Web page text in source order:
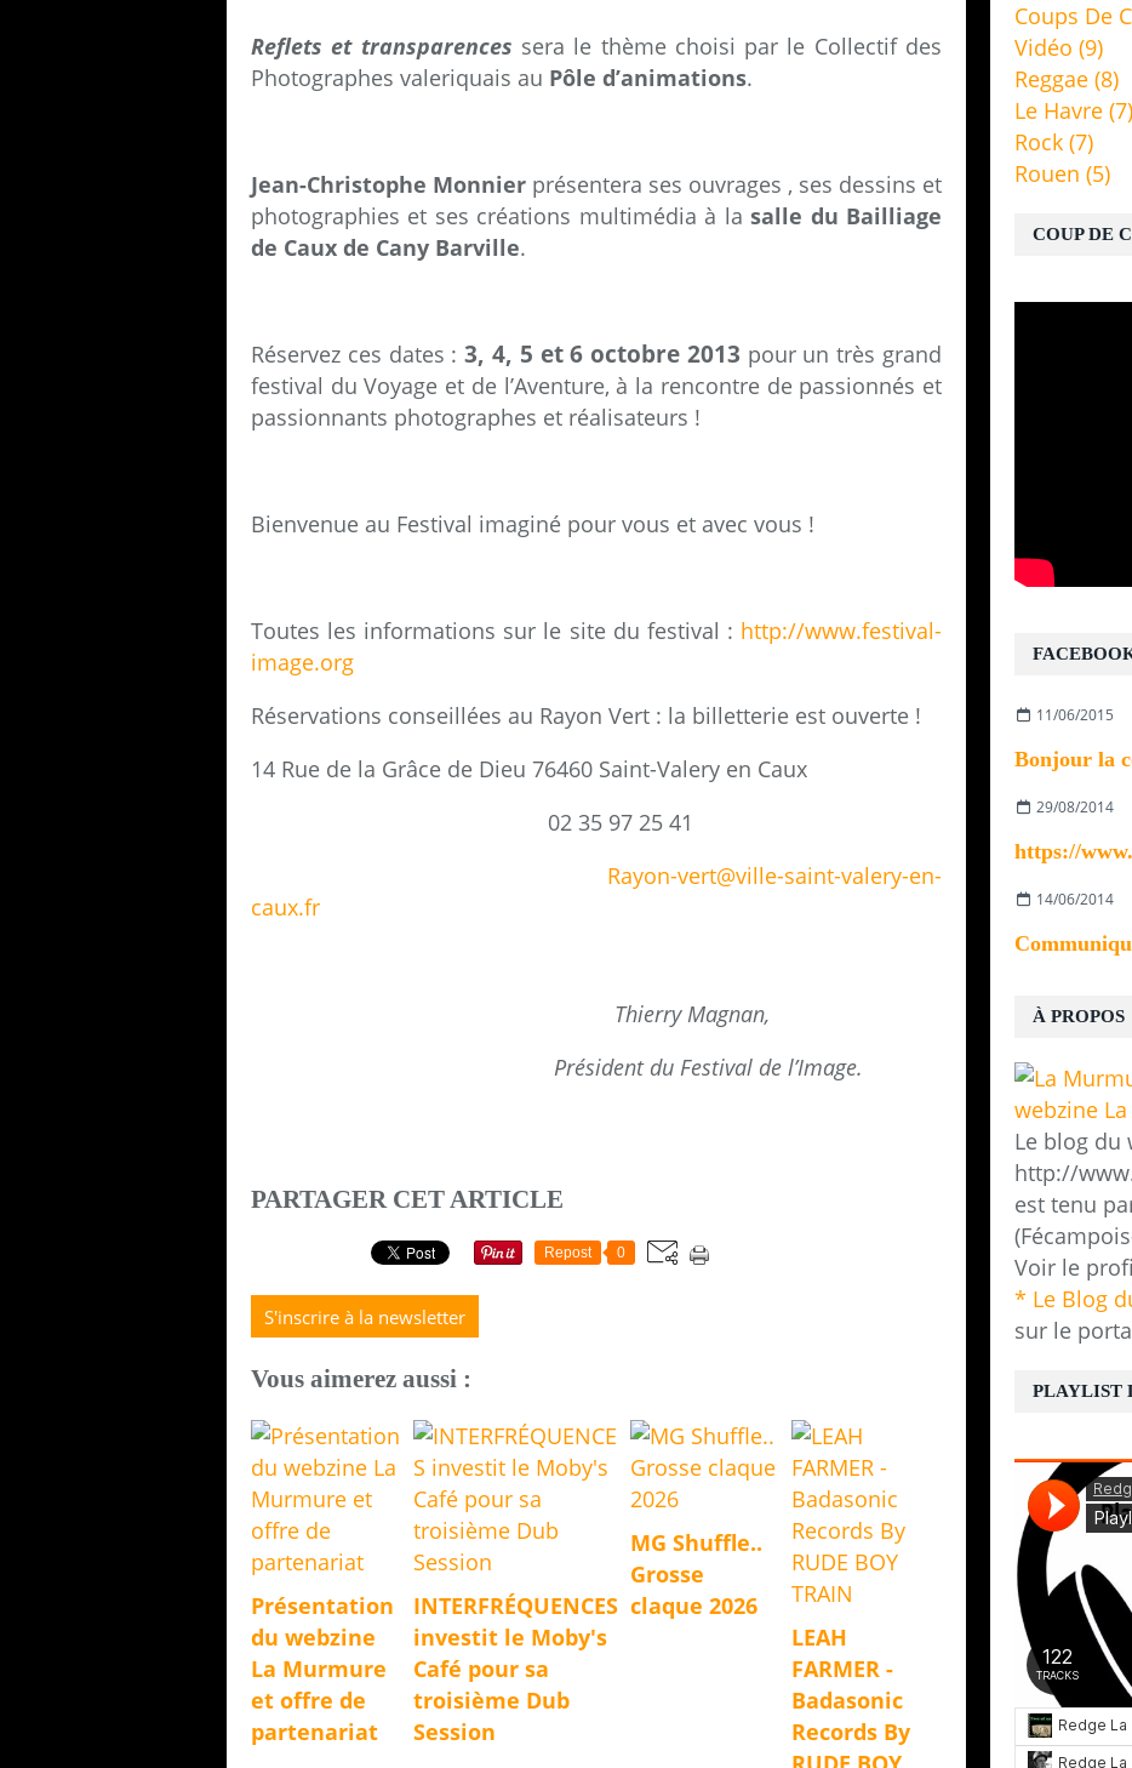
Reflets et transparences sera le thème choisi par le Collectif des
Photographes valeriquais au Pôle d’animations.
Jean-Christophe Monnier présentera ses ouvrages , ses dessins et
photographies et ses créations multimédia à lasalle du Bailliage
de Caux de Cany Barville.
Réservez ces dates : 3, 4, 5 et 6 octobre 2013 pour un très grand
festival du Voyage et de l’Aventure, à la rencontre de passionnés et
passionnants photographes et réalisateurs !
Bienvenue au Festival imaginé pour vous et avec vous !
Toutes les informations sur le site du festival : http://www.festival-
image.org
Réservations conseillées au Rayon Vert : la billetterie est ouverte !
14 Rue de la Grâce de Dieu 76460 Saint-Valery en Caux
02 35 97 25 41
Rayon-vert@ville-saint-valery-en-
caux.fr
Thierry Magnan,
Président du Festival de l’Image.
PARTAGER CET ARTICLE
Repost 0
S'inscrire à la newsletter
Vous aimerez aussi :
Présentation
du webzine
La Murmure
et offre de
partenariat
INTERFRÉQUENCES
investit le Moby's
Café pour sa
troisième Dub
Session
MG Shuffle..
Grosse
claque 2026
LEAH
FARMER -
Badasonic
Records By
À PROPOS
Le blog du
http://
est tenu
Voir le
* Le Blog
sur le
11/06/2015
29/08/2014
14/06/2014
Coups De
Vidéo (9)
Reggae (8)
Le Havre (7)
Rock (7)
Rouen (5)
COUP DE
PLAYLIST